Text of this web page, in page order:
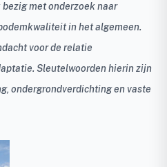
met onderzoek naar
in het algemeen.
voor de relatie
Sleutelwoorden hierin zijn
ondergrondverdichting en vaste